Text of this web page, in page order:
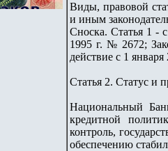
Виды, правовой
и иным
Сноска. Статья 1 -
1995 г. № 2672;
действие с 1 января
Статья 2. Статус и
Национальный
кредитной
контроль,
обеспечению